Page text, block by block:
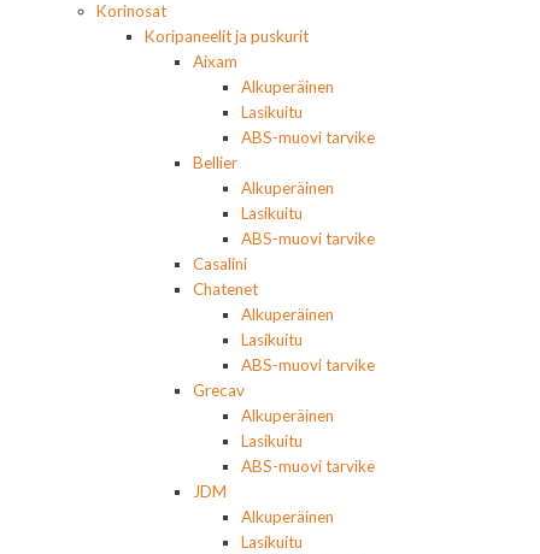
Korinosat
Koripaneelit ja puskurit
Aixam
Alkuperäinen
Lasikuitu
ABS-muovi tarvike
Bellier
Alkuperäinen
Lasikuitu
ABS-muovi tarvike
Casalini
Chatenet
Alkuperäinen
Lasikuitu
ABS-muovi tarvike
Grecav
Alkuperäinen
Lasikuitu
ABS-muovi tarvike
JDM
Alkuperäinen
Lasikuitu